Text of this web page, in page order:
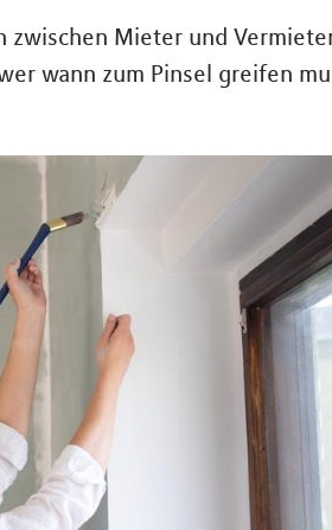
Mieter und
wann zum Pinsel greifen